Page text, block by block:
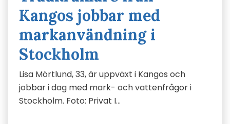
Kangos jobbar med
markanvändning i
Stockholm
Lisa Mörtlund, 33, är uppväxt i Kangos och
jobbar i dag med mark- och vattenfrågor i
Stockholm. Foto: Privat I…